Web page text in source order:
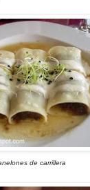
nelones de carrillera